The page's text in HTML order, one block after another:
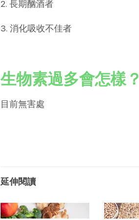
2. 長期酗酒者
3. 消化吸收不佳者
生物素過多會怎樣？
目前無害處
延伸閱讀